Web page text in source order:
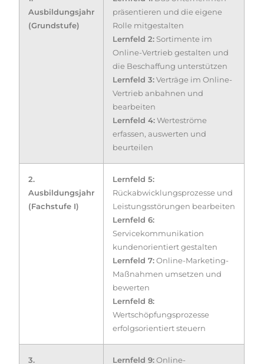
Ausbildungsjahr
(Grundstufe)
präsentieren und die eigene
Rolle mitgestalten
Lernfeld 2: Sortimente im
Online-Vertrieb gestalten und
die Beschaffung unterstützen
Lernfeld 3:Verträge im Online-
Vertrieb anbahnen und
bearbeiten
Lernfeld 4:Werteströme
erfassen, auswerten und
beurteilen
2.
Ausbildungsjahr
(Fachstufe I)
Lernfeld 5:
Rückabwicklungsprozesse und
Leistungsstörungen bearbeiten
Lernfeld 6:
Servicekommunikation
kundenorientiert gestalten
Lernfeld 7:Online-Marketing-
Maßnahmen umsetzen und
bewerten
Lernfeld 8:
Wertschöpfungsprozesse
erfolgsorientiert steuern
3. Lernfeld 9:Online-